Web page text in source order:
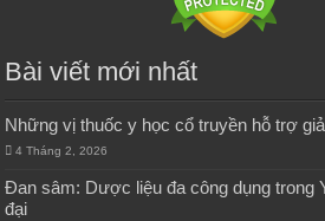
Bài viết mới nhất
Những vị thuốc y học cổ truyền hỗ trợ
4 Tháng 2, 2026
Đan sâm: Dược liệu đa công dụng trong
đại